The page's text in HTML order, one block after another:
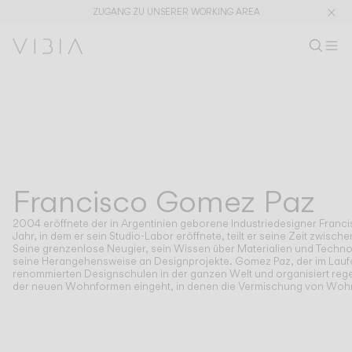
ZUGANG ZU UNSERER WORKING AREA
Deckenleuchten
Wandleuchten
Außenleuchten
Produkt
DE
DESIGNER FRANCISCO GOMEZ PAZ
Francisco Gomez Paz
2004 eröffnete der in Argentinien geborene Industriedesigner
Jahr, in dem er sein Studio-Labor eröffnete, teilt er seine Zeit
Seine grenzenlose Neugier, sein Wissen über Materialien und
seine Herangehensweise an Designprojekte. Gomez Paz, der im
renommierten Designschulen in der ganzen Welt und organisiert
der neuen Wohnformen eingeht, in denen die Vermischung von